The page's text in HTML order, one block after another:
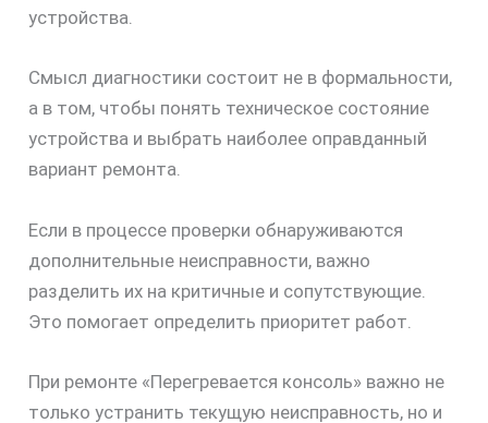
устройства.
Смысл диагностики состоит не в формальности,
а в том, чтобы понять техническое состояние
устройства и выбрать наиболее оправданный
вариант ремонта.
Если в процессе проверки обнаруживаются
дополнительные неисправности, важно
разделить их на критичные и сопутствующие.
Это помогает определить приоритет работ.
При ремонте «Перегревается консоль» важно не
только устранить текущую неисправность, но и